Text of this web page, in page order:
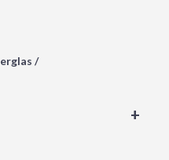
/
+